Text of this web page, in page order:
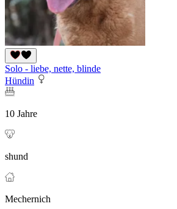
Solo - liebe, nette, blinde
Hündin
10 Jahre
shund
Mechernich